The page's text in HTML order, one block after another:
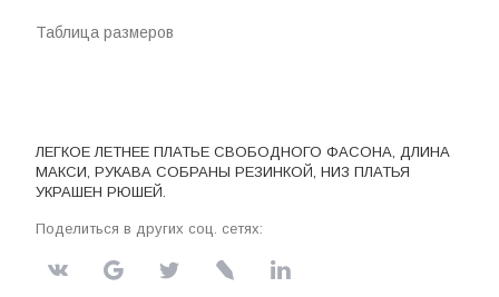
Таблица размеров
ЛЕГКОЕ ЛЕТНЕЕ ПЛАТЬЕ СВОБОДНОГО ФАСОНА, ДЛИНА
МАКСИ, РУКАВА СОБРАНЫ РЕЗИНКОЙ, НИЗ ПЛАТЬЯ
УКРАШЕН РЮШЕЙ.
Поделиться в других соц. сетях: